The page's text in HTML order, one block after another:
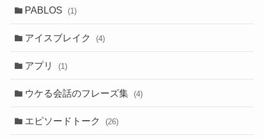
PABLOS (1)
アイスブレイク (4)
アプリ (1)
ウケる会話のフレーズ集 (4)
エピソードトーク (26)